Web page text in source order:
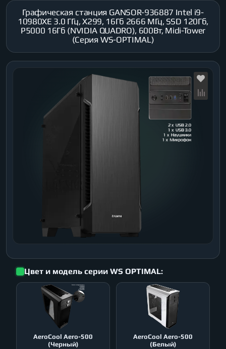
Графическая станция GANSOR-936887 Intel i9-
10980XE 3.0 ГГц, X299, 16Гб 2666 МГц, SSD 120Гб,
P5000 16Гб (NVIDIA QUADRO), 600Вт, Midi-Tower
(Серия WS-OPTIMAL)
Цвет и модель серии WS OPTIMAL:
AeroСool Aero-500
(Черный)
AeroСool Aero-500
(Белый)